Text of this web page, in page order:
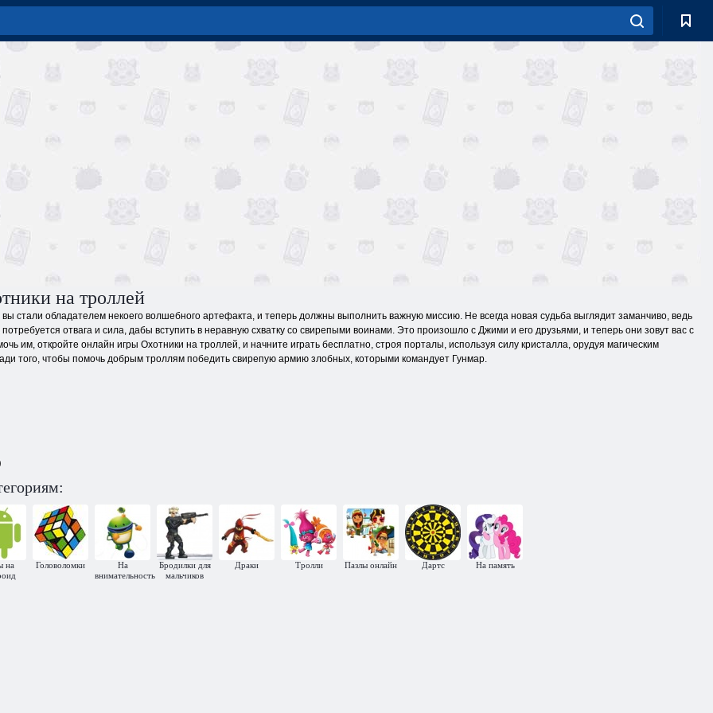
на троллей
вы стали обладателем некоего волшебного артефакта, и теперь должны выполнить важную миссию. Не всегда новая судьба выглядит заманчиво, ведь
потребуется отвага и сила, дабы вступить в неравную схватку со свирепыми воинами. Это произошло с Джими и его друзьями, и теперь они зовут вас с
им, откройте онлайн игры Охотники на троллей, и начните играть бесплатно, строя порталы, используя силу кристалла, орудуя магическим
того, чтобы помочь добрым троллям победить свирепую армию злобных, которыми командует Гунмар.
на
Головоломки
На
внимательность
Бродилки для
мальчиков
Драки Тролли Пазлы онлайн Дартс На память